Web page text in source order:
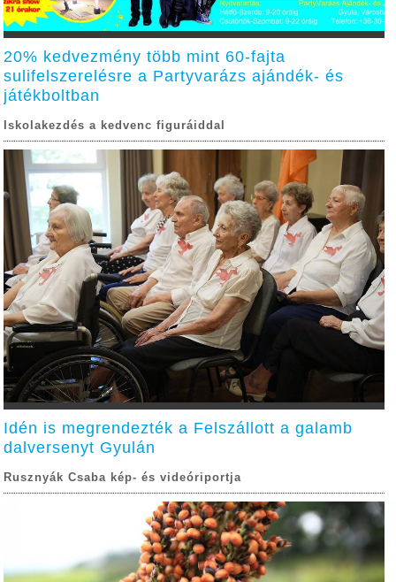
20% kedvezmény több mint 60-fajta
sulifelszerelésre a Partyvarázs ajándék- és
játékboltban
Iskolakezdés a kedvenc figuráiddal
Idén is megrendezték a Felszállott a galamb
dalversenyt Gyulán
Rusznyák Csaba kép- és videóriportja